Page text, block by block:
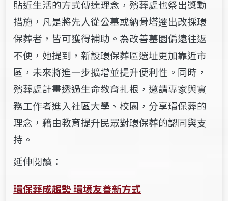
貼近生活的方式傳達理念，殯葬處也祭出獎勳
措施，凡是將先人從公墓或納骨塔遷出改採環
保葬者，皆可獲得補助。為改善墓園偏遠往返
不便，她提到，新設環保葬區選址更加靠近市
區，未來將進一步擴增並提升便利性。同時，
殯葬處計畫透過生命教育扎根，邀請專家與實
務工作者進入社區大學、校園，分享環保葬的
理念，藉由教育提升民眾對環保葬的認同與支
持。
延伸閱讀：
環保葬成趨勢 環境友善新方式